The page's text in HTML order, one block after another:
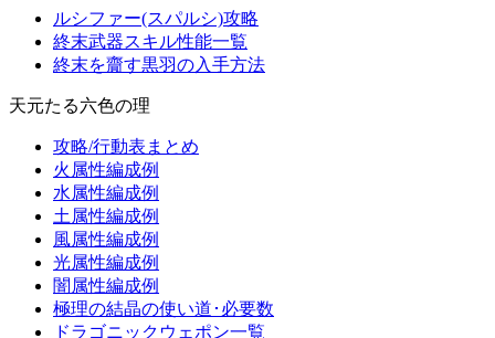
ルシファー(スパルシ)攻略
終末武器スキル性能一覧
終末を齎す黒羽の入手方法
天元たる六色の理
攻略/行動表まとめ
火属性編成例
水属性編成例
土属性編成例
風属性編成例
光属性編成例
闇属性編成例
極理の結晶の使い道･必要数
ドラゴニックウェポン一覧